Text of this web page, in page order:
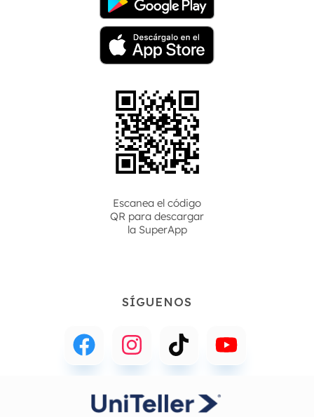
Escanea el código
QR para descargar
la SuperApp
SÍGUENOS